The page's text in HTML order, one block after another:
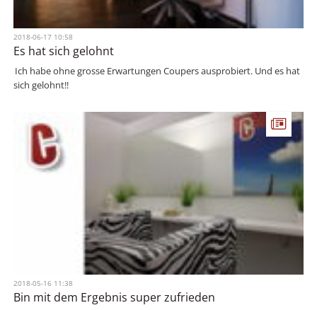
2018-06-17 10:58
Es hat sich gelohnt
Ich habe ohne grosse Erwartungen Coupers ausprobiert. Und es hat
sich gelohnt!!
2018-05-16 11:38
Bin mit dem Ergebnis super zufrieden